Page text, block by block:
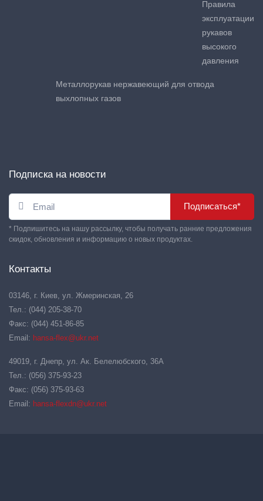
Правила
эксплуатации
рукавов
высокого
давления
Металлорукав нержавеющий для отвода
выхлопных газов
Подписка на новости
Подписаться*
* Подпишитесь на нашу рассылку, чтобы получать ранние предложения
скидок, обновления и информацию о новых продуктах.
Контакты
03146, г. Киев, ул. Жмеринская, 26
Тел.: (044) 205-38-70
Факс: (044) 451-86-85
Email: hansa-flex@ukr.net
49019, г. Днепр, ул. Ак. Белелюбского, 36А
Тел.: (056) 375-93-23
Факс: (056) 375-93-63
Email: hansa-flexdn@ukr.net